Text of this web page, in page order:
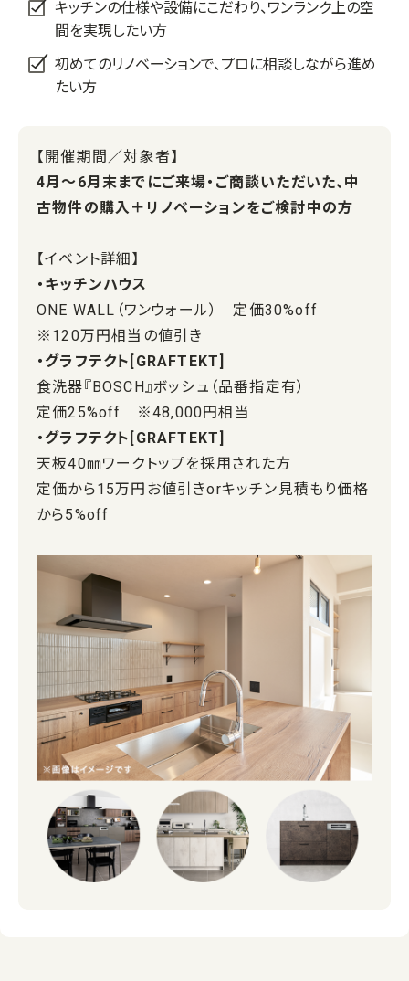
キッチンの仕様や設備にこだわり、ワンランク上の空
間を実現したい方
初めてのリノベーションで、プロに相談しながら進め
たい方
【開催期間／対象者】
4月～6月末までにご来場・ご商談いただいた、中
古物件の購入＋リノベーションをご検討中の方
【イベント詳細】
・キッチンハウス
ONE WALL（ワンウォール） 定価30%off
※120万円相当の値引き
・グラフテクト[GRAFTEKT]
食洗器『BOSCH』ボッシュ（品番指定有）
定価25%off ※48,000円相当
・グラフテクト[GRAFTEKT]
天板40㎜ワークトップを採用された方
定価から15万円お値引きorキッチン見積もり価格
から5%off